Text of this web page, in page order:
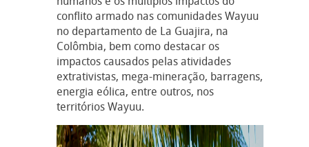
conflito armado nas comunidades Wayuu
no departamento de La Guajira, na
Colômbia, bem como destacar os
impactos causados pelas atividades
extrativistas, mega-mineração, barragens,
energia eólica, entre outros, nos
territórios Wayuu.